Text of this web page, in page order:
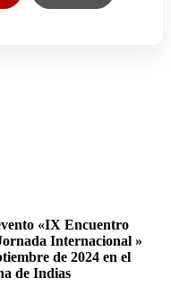
«IX Encuentro
Internacional »
de 2024 en el
de Indias